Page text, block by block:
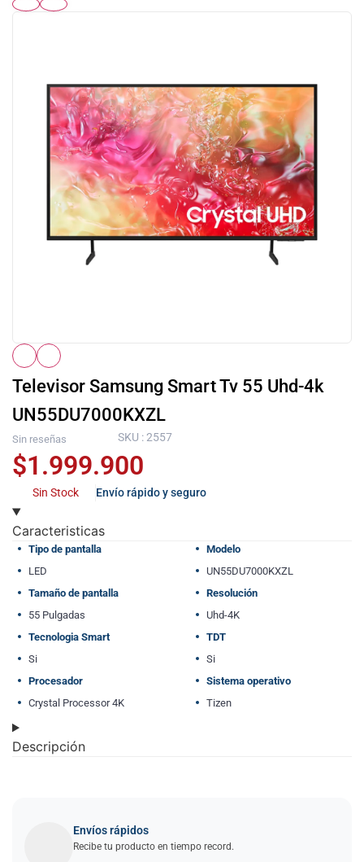
Televisor Samsung Smart Tv 55 Uhd-4k
UN55DU7000KXZL
Sin reseñas SKU : 2557
$1.999.900
Sin Stock Envío rápido y seguro
Caracteristicas
Tipo de pantalla
LED
Tamaño de pantalla
55 Pulgadas
Tecnologia Smart
Si
Procesador
Crystal Processor 4K
Modelo
UN55DU7000KXZL
Resolución
Uhd-4K
TDT
Si
Sistema operativo
Tizen
Descripción
Envíos rápidos
Recibe tu producto en tiempo record.